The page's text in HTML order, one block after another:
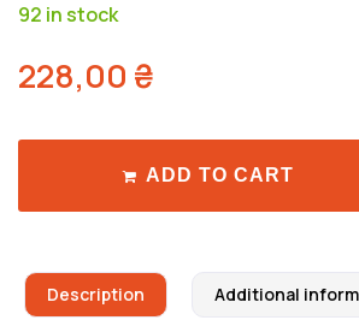
92 in stock
228,00 ₴
ADD TO CART
Description Additional